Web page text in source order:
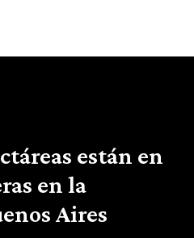
están en
en la
Aires